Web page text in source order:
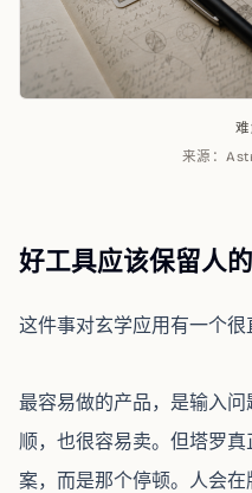
来源：
好工具应该保留人
这件事对玄学应用有一个很
最容易做的产品，是输入
顺，也很容易卖。但塔罗
案，而是那个停顿。人会